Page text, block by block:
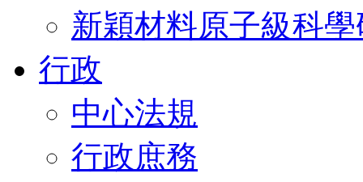
新穎材料原子級科
行政
中心法規
行政庶務